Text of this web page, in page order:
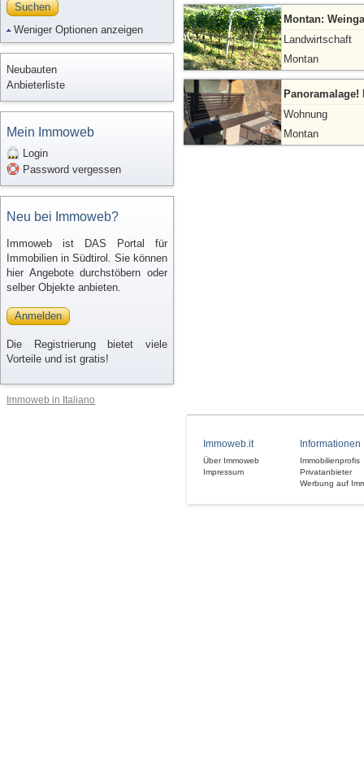
Suchen
Weniger Optionen anzeigen
Neubauten
Anbieterliste
Mein Immoweb
Login
Password vergessen
Neu bei Immoweb?
Immoweb ist DAS Portal für
Immobilien in Südtirol. Sie können
hier Angebote durchstöbern oder
selber Objekte anbieten.
Anmelden
Die Registrierung bietet viele
Vorteile und ist gratis!
Immoweb in Italiano
Montan:
Landwirtschaft
Montan
Panoramalage!
Wohnung
Montan
Immoweb.it
Über Immoweb
Impressum
Informationen
Immobilienprofis
Privatanbieter
Werbung auf